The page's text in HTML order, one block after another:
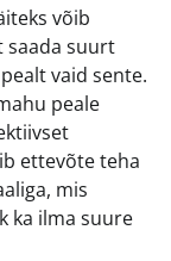
võib
saada suurt
vaid sente.
peale
ettevõte teha
mis
ka ilma suure